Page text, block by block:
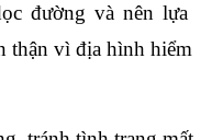
đường và nên lựa
thận vì địa hình hiểm